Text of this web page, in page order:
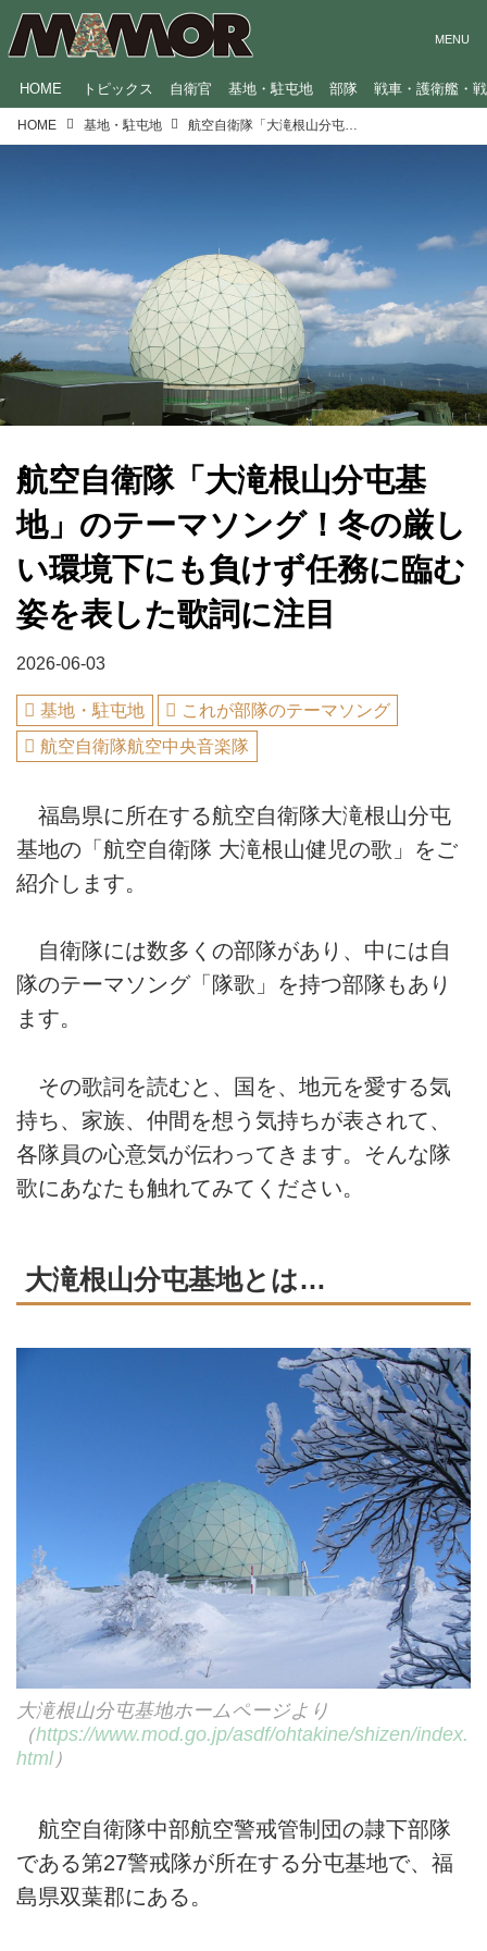
HOME トピックス 自衛官 基地・駐屯地 部隊 戦車・護衛艦・
HOME 基地・駐屯地
航空自衛隊「大滝根山分屯基
地」のテーマソング！冬の厳し
い環境下にも負けず任務に臨む
姿を表した歌詞に注目
2026-06-03
基地・駐屯地
これが部隊のテーマソング
航空自衛隊航空中央音楽隊
福島県に所在する航空自衛隊大滝根山分屯
基地の「航空自衛隊 大滝根山健児の歌」をご
紹介します。
自衛隊には数多くの部隊があり、中には自
隊のテーマソング「隊歌」を持つ部隊もあり
ます。
その歌詞を読むと、国を、地元を愛する気
持ち、家族、仲間を想う気持ちが表されて、
各隊員の心意気が伝わってきます。そんな隊
歌にあなたも触れてみてください。
大滝根山分屯基地とは…
大滝根山分屯基地ホームページより
（https://www.mod.go.jp/asdf/ohtakine/shizen/index.
html）
航空自衛隊中部航空警戒管制団の隷下部隊
である第27警戒隊が所在する分屯基地で、福
島県双葉郡にある。